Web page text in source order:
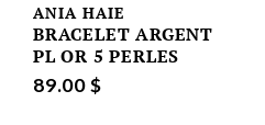
ANIA HAIE
BRACELET ARGENT
PL OR 5 PERLES
89.00 $